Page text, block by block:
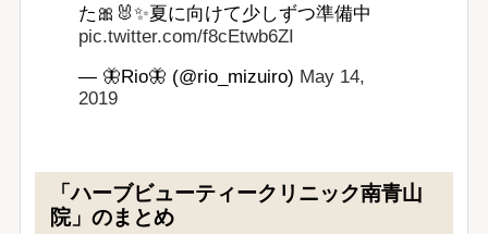
た🎀🐰✨夏に向けて少しずつ準備中
pic.twitter.com/f8cEtwb6ZI
— 🦋Rio🦋 (@rio_mizuiro) May 14,
2019
「ハーブビューティークリニック南青山
院」のまとめ